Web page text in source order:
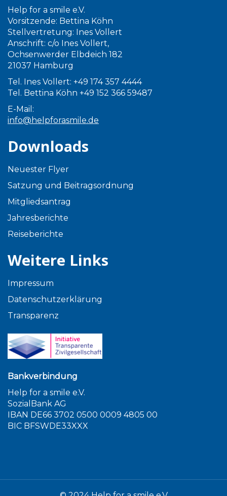
Help for a smile e.V.
Vorsitzende: Bettina Köhn
Stellvertretung: Ines Vollert
Anschrift: c/o Ines Vollert,
Ochsenwerder Elbdeich 182
21037 Hamburg
Tel. Ines Vollert: +49 174 357 4444
Tel. Bettina Köhn +49 152 366 59487
E-Mail:
info@helpforasmile.de
Downloads
Neuester Flyer
Satzung und Beitragsordnung
Mitgliedsantrag
Jahresberichte
Reiseberichte
Weitere Links
Impressum
Datenschutzerklärung
Transparenz
Bankverbindung
Help for a smile e.V.
SozialBank AG
IBAN DE66 3702 0500 0009 4805 00
BIC BFSWDE33XXX